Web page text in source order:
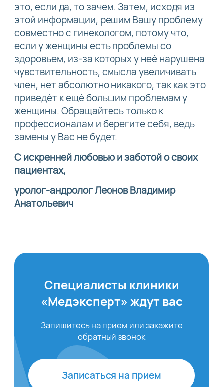
это, если да, то зачем. Затем, исходя из
этой информации, решим Вашу проблему
совместно с гинекологом, потому что,
если у женщины есть проблемы со
здоровьем, из-за которых у неё нарушена
чувствительность, смысла увеличивать
член, нет абсолютно никакого, так как это
приведёт к ещё большим проблемам у
женщины. Обращайтесь только к
профессионалам и берегите себя, ведь
замены у Вас не будет.
С искренней любовью и заботой о своих
пациентах,
уролог-андролог Леонов Владимир
Анатольевич
Специалисты клиники
«Медэксперт» ждут вас
Запишитесь на прием или закажите
обратный звонок
Записаться на прием